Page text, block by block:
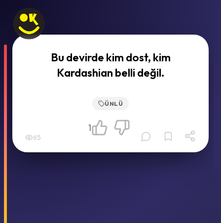
Bu devirde kim dost, kim
Kardashian belli değil.
ÜNLÜ
65
1